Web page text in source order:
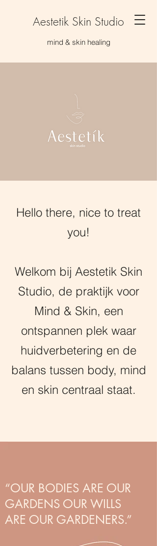
Aestetik Skin Studio
mind & skin healing
Hello there, nice to treat
you!
Welkom bij Aestetik Skin
Studio, de praktijk voor
Mind & Skin, een
ontspannen plek waar
huidverbetering en de
balans tussen body, mind
en skin centraal staat.
“OUR BODIES ARE OUR
GARDENS OUR WILLS
ARE OUR GARDENERS.”